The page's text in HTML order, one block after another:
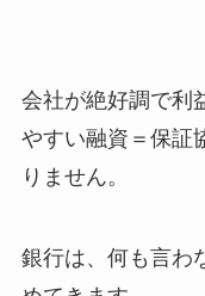
会社が絶好調で利
やすい融資＝保証
りません。
銀行は、何も言わ